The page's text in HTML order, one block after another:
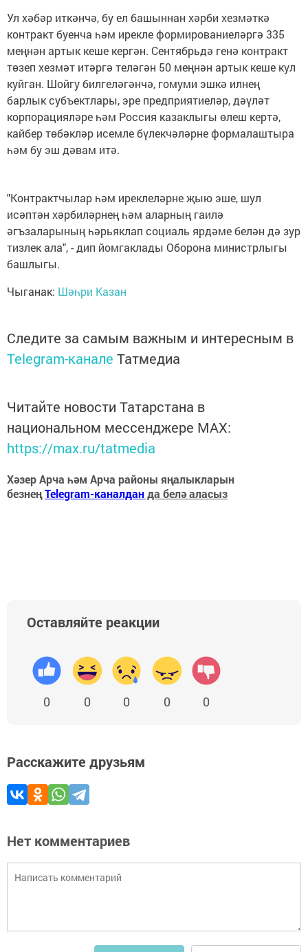
Ул хәбәр иткәнчә, бу ел башыннан хәрби хезмәткә
контракт буенча һәм ирекле формированиеләргә 335
меңнән артык кеше кергән. Сентябрьдә генә контракт
төзеп хезмәт итәргә теләгән 50 меңнән артык кеше кул
куйган. Шойгу билгеләгәнчә, гомуми эшкә илнең
барлык субъектлары, эре предприятиеләр, дәүләт
корпорацияләре һәм Россия казаклыгы өлеш кертә,
кайбер төбәкләр исемле бүлекчәләрне формалаштыра
һәм бу эш дәвам итә.
"Контрактчылар һәм иреклеләрне җыю эше, шул
исәптән хәрбиләрнең һәм аларның гаилә
әгъзаларының һәрьяклап социаль ярдәме белән дә зур
тизлек ала", - дип йомгаклады Оборона министрлыгы
башлыгы.
Чыганак: Шәһри Казан
Следите за самым важным и интересным в
Telegram-канале Татмедиа
Читайте новости Татарстана в
национальном мессенджере MАХ:
https://max.ru/tatmedia
Хәзер Арча һәм Арча районы яңалыкларын
безнеңTelegram-каналданда белә аласыз
Оставляйте реакции
0 0 0 0 0
Расскажите друзьям
Нет комментариев